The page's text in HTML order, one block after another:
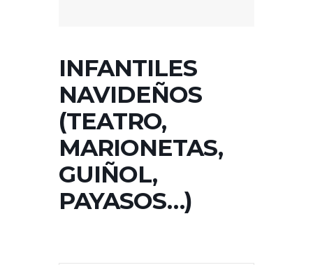
INFANTILES
NAVIDEÑOS
(TEATRO,
MARIONETAS,
GUIÑOL,
PAYASOS…)